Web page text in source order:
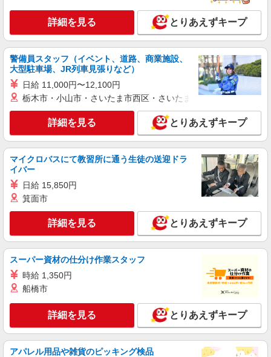
キープ 詳細を見る
派遣社員
株式会社kotrio /●MT-H-2093205
＜飯田市＞病院の看護助手＊日払いOK！即高
収入可♪
通費全支給(ガソリン代含む)＞
飯田市内 ※最寄り：飯田・鼎・伊那八幡等
キープ 詳細を見る
派遣社員
株式会社kotrio /●MT-H-1906655
飯田市≫タイパ重視で稼げる看護助手＊無料資
格支援で時給UP
時給1500円〜2125円 ＜日払い有/週払い有/交
通費全支給(ガソリン代含む)＞
飯田市内 ※最寄り：飯田・鼎・伊那八幡等
株式会社kotrio /●MT-H-1854221
福祉看護は人生のサポーター。シニア住宅の看
詳細を見る とりあえずキープ
警備員スタッフ（イベント、道路、商業施設、
大型駐車場、JR列車見張りなど）
日給 11,000円〜12,100円
栃木市・小山市・さいたま市西区・さいたま市岩槻区・久喜市・
詳細を見る とりあえずキープ
マイクロバスにて教習所に通う生徒の送迎ドラ
イバー
日給 15,850円
箕面市
詳細を見る とりあえずキープ
スーパー資材の仕分け作業スタッフ
時給 1,350円
船橋市
詳細を見る とりあえずキープ
アパレル用品や雑貨のピッキング検品